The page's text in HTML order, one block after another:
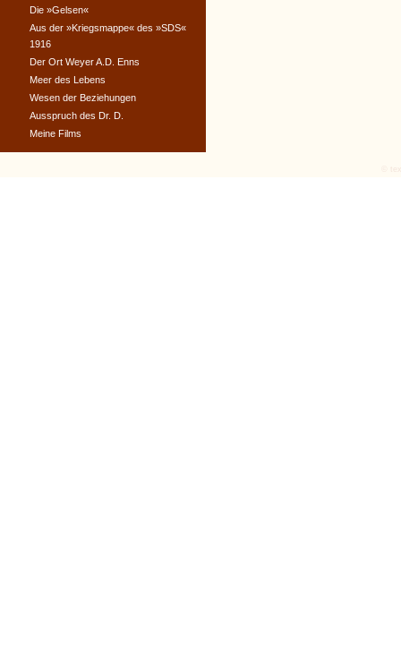
Die »Gelsen«
Aus der »Kriegsmappe« des »SDS«
1916
Der Ort Weyer A.D. Enns
Meer des Lebens
Wesen der Beziehungen
Ausspruch des Dr. D.
Meine Films